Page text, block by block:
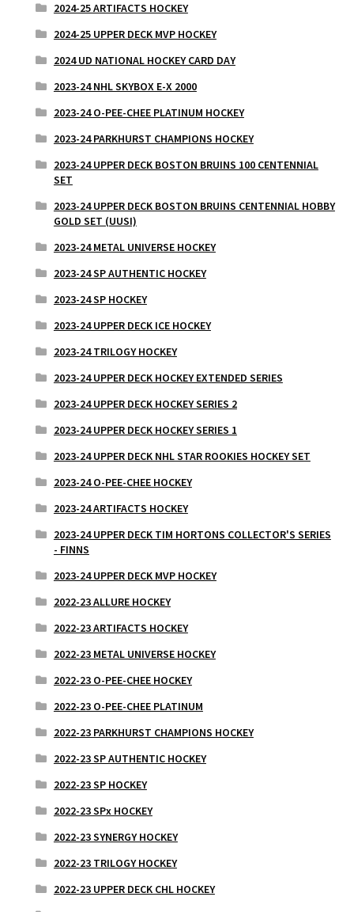
2024-25 ARTIFACTS HOCKEY
2024-25 UPPER DECK MVP HOCKEY
2024 UD NATIONAL HOCKEY CARD DAY
2023-24 NHL SKYBOX E-X 2000
2023-24 O-PEE-CHEE PLATINUM HOCKEY
2023-24 PARKHURST CHAMPIONS HOCKEY
2023-24 UPPER DECK BOSTON BRUINS 100 CENTENNIAL
SET
2023-24 UPPER DECK BOSTON BRUINS CENTENNIAL HOBBY
GOLD SET (UUSI)
2023-24 METAL UNIVERSE HOCKEY
2023-24 SP AUTHENTIC HOCKEY
2023-24 SP HOCKEY
2023-24 UPPER DECK ICE HOCKEY
2023-24 TRILOGY HOCKEY
2023-24 UPPER DECK HOCKEY EXTENDED SERIES
2023-24 UPPER DECK HOCKEY SERIES 2
2023-24 UPPER DECK HOCKEY SERIES 1
2023-24 UPPER DECK NHL STAR ROOKIES HOCKEY SET
2023-24 O-PEE-CHEE HOCKEY
2023-24 ARTIFACTS HOCKEY
2023-24 UPPER DECK TIM HORTONS COLLECTOR'S SERIES
- FINNS
2023-24 UPPER DECK MVP HOCKEY
2022-23 ALLURE HOCKEY
2022-23 ARTIFACTS HOCKEY
2022-23 METAL UNIVERSE HOCKEY
2022-23 O-PEE-CHEE HOCKEY
2022-23 O-PEE-CHEE PLATINUM
2022-23 PARKHURST CHAMPIONS HOCKEY
2022-23 SP AUTHENTIC HOCKEY
2022-23 SP HOCKEY
2022-23 SPx HOCKEY
2022-23 SYNERGY HOCKEY
2022-23 TRILOGY HOCKEY
2022-23 UPPER DECK CHL HOCKEY